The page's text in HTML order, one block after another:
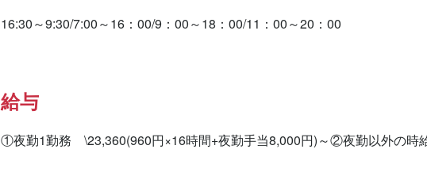
16:30～9:30/7:00～16：00/9：00～18：00/11：00～20：00
給与
①夜勤1勤務　\23,360(960円×16時間+夜勤手当8,000円)～②夜勤以外の時